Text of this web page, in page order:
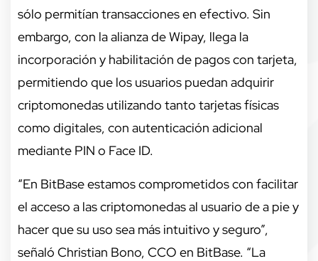
sólo permitían transacciones en efectivo. Sin
embargo, con la alianza de Wipay, llega la
incorporación y habilitación de pagos con tarjeta,
permitiendo que los usuarios puedan adquirir
criptomonedas utilizando tanto tarjetas físicas
como digitales, con autenticación adicional
mediante PIN o Face ID.
“En BitBase estamos comprometidos con facilitar
el acceso a las criptomonedas al usuario de a pie y
hacer que su uso sea más intuitivo y seguro”,
señaló Christian Bono, CCO en BitBase. “La